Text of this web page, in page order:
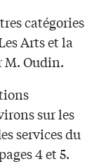
catégories
Arts et la
M. Oudin.
sur les
services du
4 et 5.